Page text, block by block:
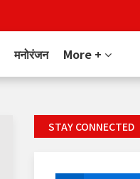
मनोरंजन More +
STAY CONNECTED